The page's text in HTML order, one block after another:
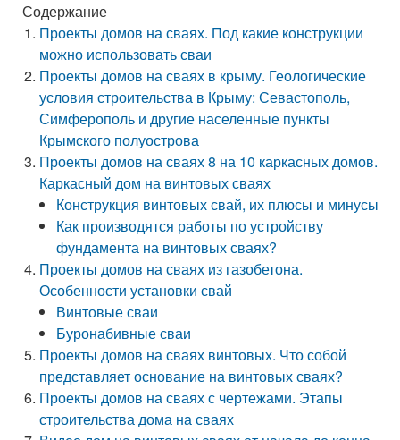
Содержание
Проекты домов на сваях. Под какие конструкции
можно использовать сваи
Проекты домов на сваях в крыму. Геологические
условия строительства в Крыму: Севастополь,
Симферополь и другие населенные пункты
Крымского полуострова
Проекты домов на сваях 8 на 10 каркасных домов.
Каркасный дом на винтовых сваях
Конструкция винтовых свай, их плюсы и минусы
Как производятся работы по устройству
фундамента на винтовых сваях?
Проекты домов на сваях из газобетона.
Особенности установки свай
Винтовые сваи
Буронабивные сваи
Проекты домов на сваях винтовых. Что собой
представляет основание на винтовых сваях?
Проекты домов на сваях с чертежами. Этапы
строительства дома на сваях